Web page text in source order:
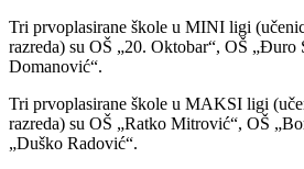
Tri prvoplasirane škole u MINI ligi
razreda) su OŠ „20. Oktobar“, OŠ „Đuro
Domanović“.
Tri prvoplasirane škole u MAKSI ligi
razreda) su OŠ „Ratko Mitrović“, OŠ
„Duško Radović“.